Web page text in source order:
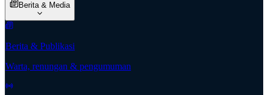
Berita & Media
Berita & Publikasi
Warta, renungan & pengumuman